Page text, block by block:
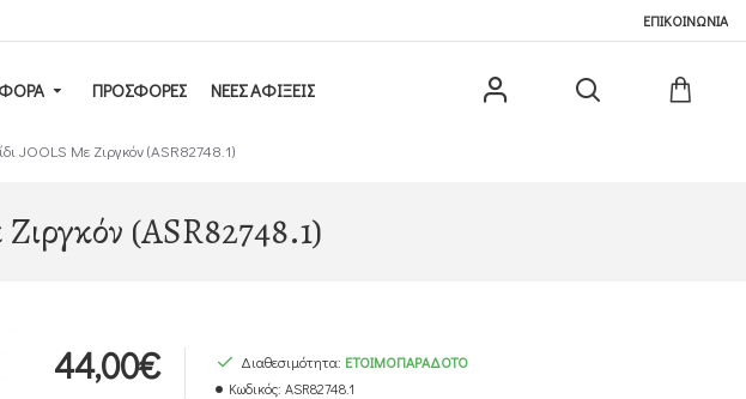
ΕΠΙΚΟΙΝΩΝΙΑ
ΠΡΟΣΦΟΡΕΣ ΝΕΕΣ ΑΦΙΞΕΙΣ
JOOLS Με Ζιργκόν (ASR82748.1)
(ASR82748.1)
44,00€ Διαθεσιμότητα: ΕΤΟΙΜΟΠΑΡΆΔΟΤΟ
Κωδικός: ASR82748.1